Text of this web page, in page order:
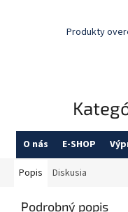
Produkty
O nás E-SHOP
Popis Diskusia
Podrobný popis